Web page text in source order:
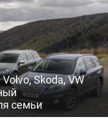
Skoda, VW
семьи